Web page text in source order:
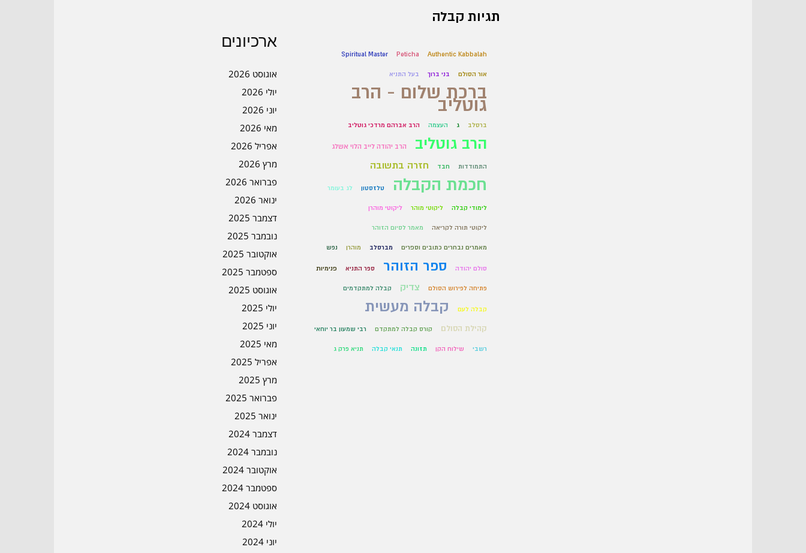
ארכיונים
אוגוסט 2026
יולי 2026
יוני 2026
מאי 2026
אפריל 2026
מרץ 2026
פברואר 2026
ינואר 2026
דצמבר 2025
נובמבר 2025
אוקטובר 2025
ספטמבר 2025
אוגוסט 2025
יולי 2025
יוני 2025
מאי 2025
אפריל 2025
מרץ 2025
פברואר 2025
ינואר 2025
דצמבר 2024
נובמבר 2024
אוקטובר 2024
ספטמבר 2024
אוגוסט 2024
יולי 2024
יוני 2024
תגיות קבלה
Authentic Kabbalah
Peticha
Spiritual Master
אור הסולם בני ברוך בעל התניא
ברכת שלום - הרב
גוטליב
ברסלב ג העצמה הרב אברהם מרדכי גוטליב
הרב גוטליב הרב יהודה לייב הלוי אשלג
התמודדות חבד חזרה בתשובה
חכמת הקבלה טלזסטון לג בעומר
לימודי קבלה ליקוטי מוהר ליקוטי מוהרן
ליקוטי תורה לקריאה מאמר לסיום הזוהר
מאמרים נבחרים כתובים וספרים מברסלב מוהרן נפש
סולם יהודה ספר הזוהר ספר התניא פנימיות
פתיחה לפירוש הסולם צדיק קבלה למתקדמים
קבלה לעם קבלה מעשית
קהילת הסולם קורס קבלה למתקדם רבי שמעון בר יוחאי
רשבי שילוח הקן תזונה תנאי קבלה תניא פרק ג